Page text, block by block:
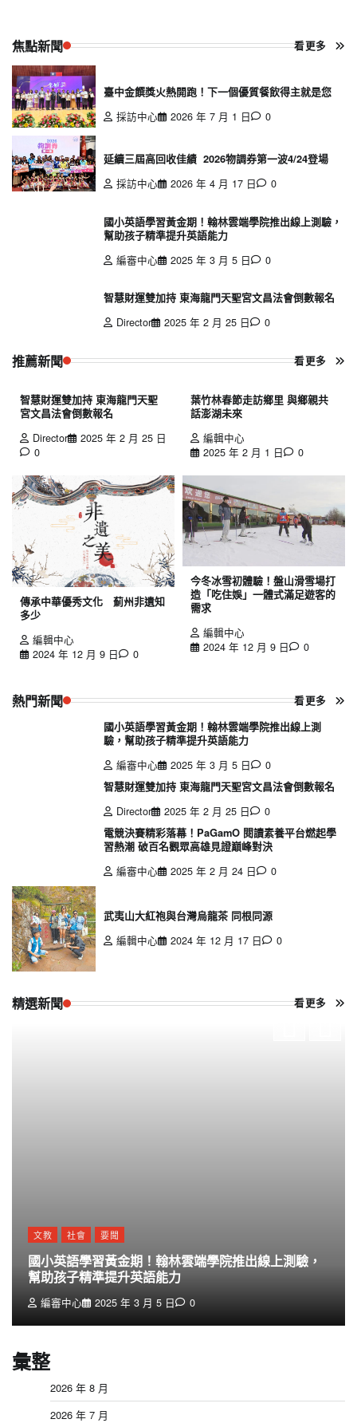
焦點新聞 看更多
臺中金饌獎火熱開跑！下一個優質餐飲得主就是您
採訪中心
2026 年 7 月 1 日 0
延續三屆高回收佳績 2026物調券第一波4/24登場
採訪中心
2026 年 4 月 17 日 0
國小英語學習黃金期！翰林雲端學院推出線上測驗，
幫助孩子精準提升英語能力
編審中心
2025 年 3 月 5 日 0
智慧財運雙加持 東海龍門天聖宮文昌法會倒數報名
Director
2025 年 2 月 25 日 0
推薦新聞 看更多
智慧財運雙加持 東海龍門天聖
宮文昌法會倒數報名
Director
2025 年 2 月 25 日
0
葉竹林春節走訪鄉里 與鄉親共
話澎湖未來
編輯中心
2025 年 2 月 1 日
0
傳承中華優秀文化 薊州非遺知
多少
編輯中心
2024 年 12 月 9 日
0
今冬冰雪初體驗！盤山滑雪場打
造「吃住娛」一體式滿足遊客的
需求
編輯中心
2024 年 12 月 9 日
0
熱門新聞 看更多
國小英語學習黃金期！翰林雲端學院推出線上測
驗，幫助孩子精準提升英語能力
編審中心
2025 年 3 月 5 日
0
智慧財運雙加持 東海龍門天聖宮文昌法會倒數報名
Director
2025 年 2 月 25 日
0
電競決賽精彩落幕！PaGamO 閱讀素養平台燃起學
習熱潮 破百名觀眾高雄見證巔峰對決
編審中心
2025 年 2 月 24 日 0
武夷山大紅袍與台灣烏龍茶 同根同源
編輯中心
2024 年 12 月 17 日 0
精選新聞 看更多
文教 社會 要聞
國小英語學習黃金期！翰林雲端學院推出線上測驗，
幫助孩子精準提升英語能力
編審中心 2025 年 3 月 5 日 0
彙整
2026 年 8 月
2026 年 7 月